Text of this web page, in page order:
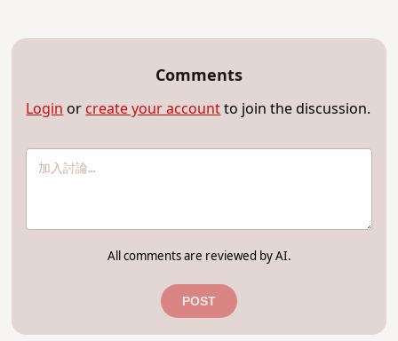
Comments
Loginorcreate your accountto join the discussion.
All comments are reviewed by AI.
POST